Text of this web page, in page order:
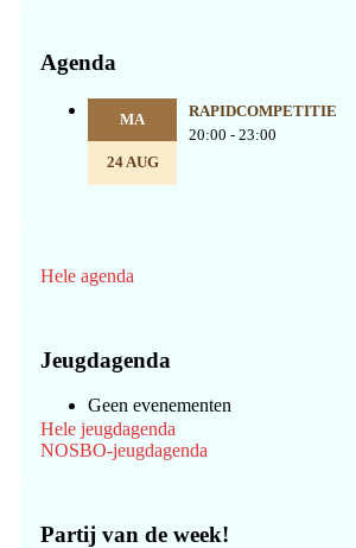
Agenda
MA
24 AUG
RAPIDCOMPETITIE
20:00 - 23:00
Hele agenda
Jeugdagenda
Geen evenementen
Hele jeugdagenda
NOSBO-jeugdagenda
Partij van de week!